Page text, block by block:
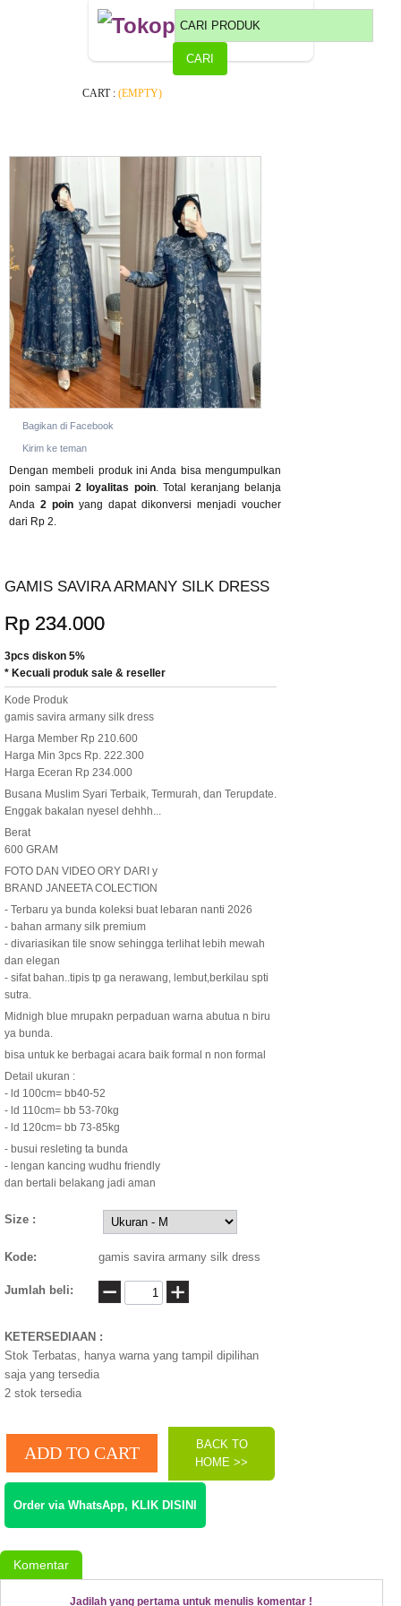
CART :(EMPTY)
Bagikan di Facebook
Kirim ke teman
Dengan membeli produk ini Anda bisa mengumpulkan
poin sampai2 loyalitas poin. Total keranjang belanja
Anda 2 poin yang dapat dikonversi menjadi voucher
dari Rp 2.
GAMIS SAVIRA ARMANY SILK DRESS
Rp 234.000
3pcs diskon 5%
* Kecuali produk sale & reseller
Kode Produk
gamis savira armany silk dress
Harga Member Rp 210.600
Harga Min 3pcs Rp. 222.300
Harga Eceran Rp 234.000
Busana Muslim Syari Terbaik, Termurah, dan Terupdate.
Enggak bakalan nyesel dehhh...
Berat
600 GRAM
FOTO DAN VIDEO ORY DARI y
BRAND JANEETA COLECTION
- Terbaru ya bunda koleksi buat lebaran nanti 2026
- bahan armany silk premium
- divariasikan tile snow sehingga terlihat lebih mewah
dan elegan
- sifat bahan..tipis tp ga nerawang, lembut,berkilau spti
sutra.
Midnigh blue mrupakn perpaduan warna abutua n biru
ya bunda.
bisa untuk ke berbagai acara baik formal n non formal
Detail ukuran :
- ld 100cm= bb40-52
- ld 110cm= bb 53-70kg
- ld 120cm= bb 73-85kg
- busui resleting ta bunda
- lengan kancing wudhu friendly
dan bertali belakang jadi aman
Size :
Kode: gamis savira armany silk dress
Jumlah beli:
KETERSEDIAAN :
Stok Terbatas, hanya warna yang tampil dipilihan
saja yang tersedia
2 stok tersedia
BACK TO
HOME >>
Order via WhatsApp, KLIK DISINI
Komentar
Jadilah yang pertama untuk menulis komentar !